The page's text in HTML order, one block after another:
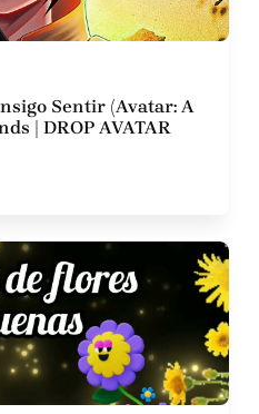
Sentir (Avatar: A
| DROP AVATAR